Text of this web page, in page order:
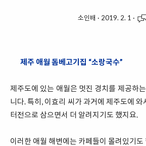
소인배 · 2019. 2. 1 ·
제주 애월 돔베고기집 “소랑국수”
제주도에 있는 애월은 멋진 경치를 제공하
니다. 특히, 이효리 씨가 과거에 제주도에 와
터전으로 삼으면서 더 알려지기도 했지요.
이러한 애월 해변에는 카페들이 몰려있기도